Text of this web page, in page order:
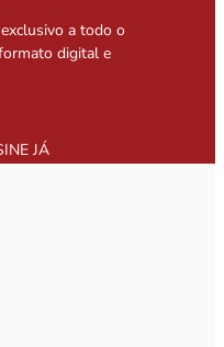
a todo o
digital e
JÁ